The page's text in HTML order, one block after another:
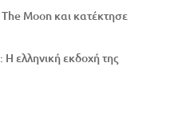
Moon και κατέκτησε
ελληνική εκδοχή της